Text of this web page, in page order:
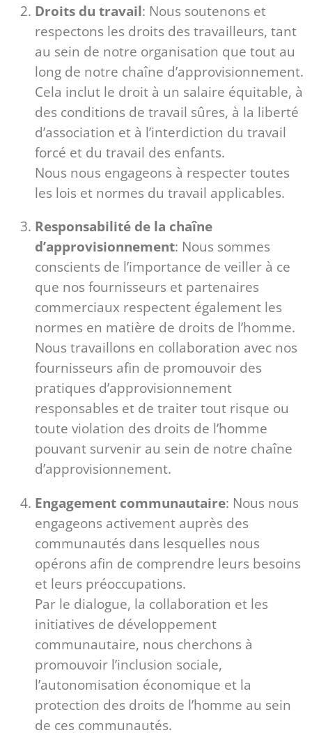
Droits du travail: Nous soutenons et
respectons les droits des travailleurs, tant
au sein de notre organisation que tout au
long de notre chaîne d’approvisionnement.
Cela inclut le droit à un salaire équitable, à
des conditions de travail sûres, à la liberté
d’association et à l’interdiction du travail
forcé et du travail des enfants.
Nous nous engageons à respecter toutes
les lois et normes du travail applicables.
Responsabilité de la chaîne
d’approvisionnement: Nous sommes
conscients de l’importance de veiller à ce
que nos fournisseurs et partenaires
commerciaux respectent également les
normes en matière de droits de l’homme.
Nous travaillons en collaboration avec nos
fournisseurs afin de promouvoir des
pratiques d’approvisionnement
responsables et de traiter tout risque ou
toute violation des droits de l’homme
pouvant survenir au sein de notre chaîne
d’approvisionnement.
Engagement communautaire: Nous nous
engageons activement auprès des
communautés dans lesquelles nous
opérons afin de comprendre leurs besoins
et leurs préoccupations.
Par le dialogue, la collaboration et les
initiatives de développement
communautaire, nous cherchons à
promouvoir l’inclusion sociale,
l’autonomisation économique et la
protection des droits de l’homme au sein
de ces communautés.